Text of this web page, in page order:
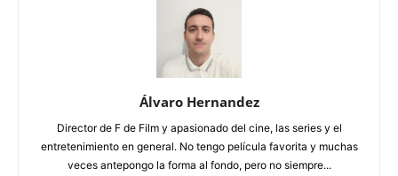
Álvaro Hernandez
Director de F de Film y apasionado del cine, las series y el
entretenimiento en general. No tengo película favorita y muchas
veces antepongo la forma al fondo, pero no siempre...